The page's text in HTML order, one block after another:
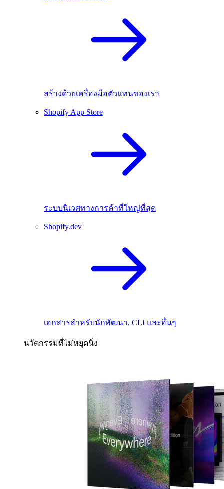
สร้างด้วยเครื่องมือตัวแทนของเรา
Shopify App Store
ระบบนิเวศทางการค้าที่ใหญ่ที่สุด
Shopify.dev
เอกสารสำหรับนักพัฒนา, CLI และอื่นๆ
นวัตกรรมที่ไม่หยุดนิ่ง